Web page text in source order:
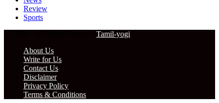
Review
Sports
Tamil-yogi
About Us
Write for Us
Contact Us
Disclaimer
Privacy Policy
Terms & Conditions